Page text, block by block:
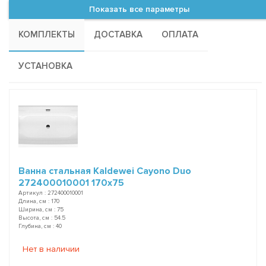
Показать все параметры
КОМПЛЕКТЫ ДОСТАВКА ОПЛАТА
УСТАНОВКА
Ванна стальная Kaldewei Cayono Duo
272400010001 170x75
Артикул : 272400010001
Длина, см : 170
Ширина, см : 75
Высота, см : 54.5
Глубина, см : 40
Нет в наличии